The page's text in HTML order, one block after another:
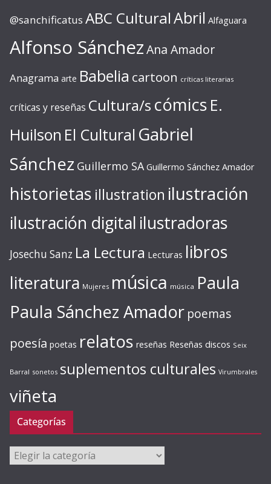
@sanchificatus ABC CulturalAbril Alfaguara
Alfonso SánchezAna Amador
Anagrama arte Babelia cartoon críticas literarias
críticas y reseñas Cultura/s cómics E.
Huilson El Cultural Gabriel
Sánchez Guillermo SA Guillermo Sánchez Amador
historietas illustration ilustración
ilustración digital ilustradoras
Josechu Sanz La Lectura Lecturas libros
literatura Mujeres música música Paula
Paula Sánchez Amador poemas
poesía poetas relatos reseñas Reseñas discos Seix
Barral sonetos suplementos culturales Virumbrales
viñeta
Categorías
Categorías